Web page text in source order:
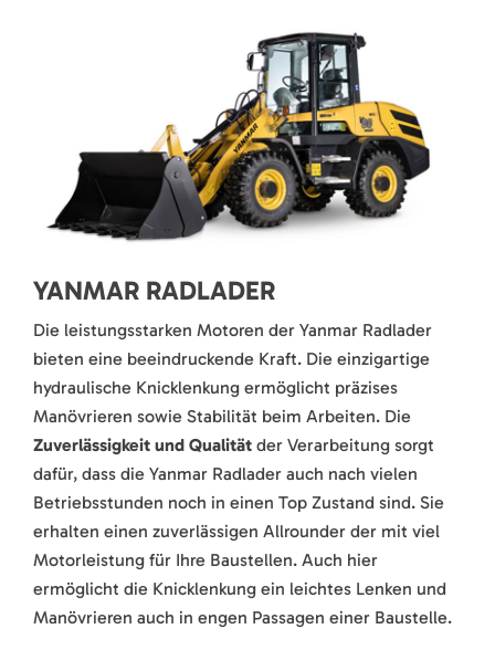
YANMAR RADLADER
Die leistungsstarken Motoren der Yanmar Radlader
bieten eine beeindruckende Kraft. Die einzigartige
hydraulische Knicklenkung ermöglicht präzises
Manövrieren sowie Stabilität beim Arbeiten. Die
Zuverlässigkeit und Qualität der Verarbeitung sorgt
dafür, dass die Yanmar Radlader auch nach vielen
Betriebsstunden noch in einen Top Zustand sind. Sie
erhalten einen zuverlässigen Allrounder der mit viel
Motorleistung für Ihre Baustellen. Auch hier
ermöglicht die Knicklenkung ein leichtes Lenken und
Manövrieren auch in engen Passagen einer Baustelle.